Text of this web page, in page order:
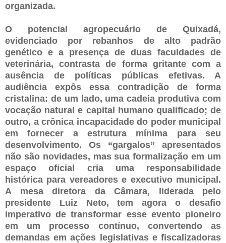
organizada.
O potencial agropecuário de Quixadá,
evidenciado por rebanhos de alto padrão
genético e a presença de duas faculdades de
veterinária, contrasta de forma gritante com a
ausência de políticas públicas efetivas. A
audiência expôs essa contradição de forma
cristalina: de um lado, uma cadeia produtiva com
vocação natural e capital humano qualificado; de
outro, a crônica incapacidade do poder municipal
em fornecer a estrutura mínima para seu
desenvolvimento. Os “gargalos” apresentados
não são novidades, mas sua formalização em um
espaço oficial cria uma responsabilidade
histórica para vereadores e executivo municipal.
A mesa diretora da Câmara, liderada pelo
presidente Luiz Neto, tem agora o desafio
imperativo de transformar esse evento pioneiro
em um processo contínuo, convertendo as
demandas em ações legislativas e fiscalizadoras